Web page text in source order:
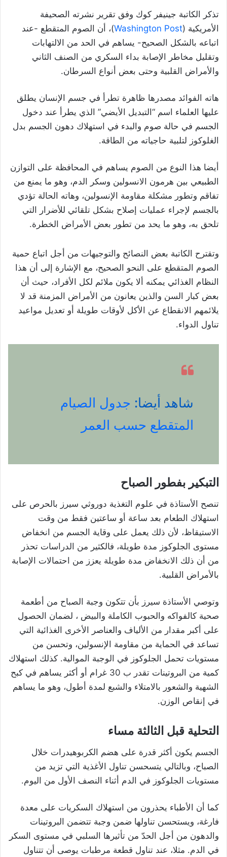
تذكر الكاتبة جينيفر كوك وفق تقرير نشرته الصحيفة
الأمريكية (Washington Post)، أن الصوم المتقطع -عند
اتباعه بالشكل الصحيح- يساهم في الحد من الالتهابات
وتقليل مخاطر الإصابة بداء السكري من الصنف الثاني
والأمراض القلبية وحتى بعض أنواع السرطان.
هاته الفوائد مصدرها ظاهرة تطرأ في جسم الإنسان يطلق
عليها العلماء اسم “التبديل الأيضي” الذي يطرأ عند دخول
الجسم في حالة صوم والبدء في استهلاك دهون الجسم بدل
الغلوكوز لتلبية حاجياته من الطاقة.
أيضا هذا النوع من الصوم يساهم في المحافظة على التوازن
الطبيعي بين هرمون الانسولين وسكر الدم، وهو ما يمنع من
تفاقم وتطور مشكلة مقاومة الإنسولين، وهاته الحالة تؤدي
بالجسم لإجراء عمليات إصلاح بشكل تلقائي للأضرار التي
تلحق به، وهو ما يحد من تطور بعض الأمراض الخطرة.
وتقترح الكاتبة بعض النصائح والتوجيهات من أجل اتباع حمية
الصوم المتقطع على النحو الصحيح، مع الإشارة إلى أن هذا
النظام الغذائي يمكنه ألا يكون ملائم لكل الأفراد، حيث أن
بعض كبار السن والذين يعانون من الأمراض المزمنة قد لا
يلائمهم الانقطاع عن الأكل لأوقات طويلة أو تعديل مواعيد
تناول الدواء.
شاهد أيضا: جدول الصيام
المتقطع حسب العمر
التبكير بفطور الصباح
تنصح الأستاذة في علوم التغذية دوروثي سيرز بالحرص على
استهلاك الطعام بعد ساعة أو ساعتين فقط من وقت
الاستيقاظ، لأن ذلك يعمل على وقاية الجسم من انخفاض
مستوى الجلوكوز مدة طويلة، فالكثير من الدراسات تحذر
من أن ذلك الانخفاض مدة طويلة يعزز من احتمالات الإصابة
بالأمراض القلبية.
وتوصي الأستاذة سيرز بأن تتكون وجبة الصباح من أطعمة
صحية كالفواكه والحبوب الكاملة والبيض ، لضمان الحصول
على أكبر مقدار من الألياف والعناصر الأخرى الغذائية التي
تساعد في الحماية من مقاومة الإنسولين، وتحسن من
مستويات تحمل الجلوكوز في الوجبة الموالية. كذلك استهلاك
كمية من البروتينات تقدر ب 30 غرام أو أكثر يساهم في كبح
الشهية والشعور بالامتلاء والشبع لمدة أطول، وهو ما يساهم
في إنقاص الوزن.
التحلية قبل الثالثة مساء
الجسم يكون أكثر قدرة على هضم الكربوهيدرات خلال
الصباح، وبالتالي يتسحسن تناول الأغذية التي تزيد من
مستويات الجلوكوز في الدم أثناء النصف الأول من اليوم.
كما أن الأطباء يحذرون من استهلاك السكريات على معدة
فارغة، ويستحسن تناولها ضمن وجبة تتضمن البروتينات
والدهون من أجل الحدّ من تأثيرها السلبي في مستوى السكر
في الدم. مثلا، عند تناول قطعة مرطبات يوصى أن تتناول